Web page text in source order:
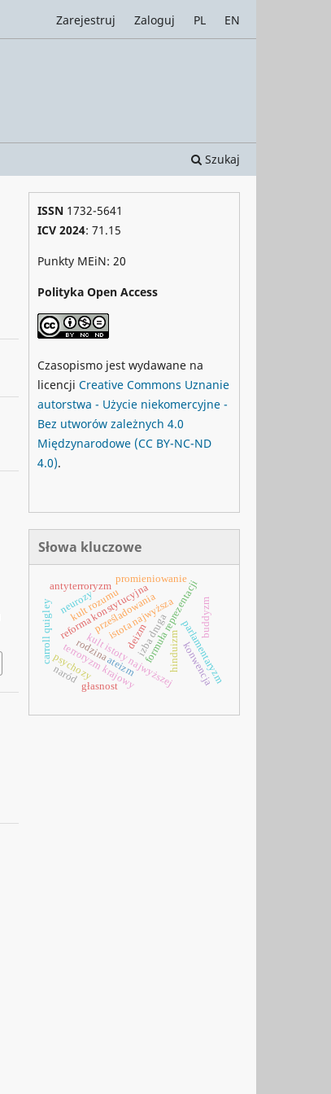
Szukaj
Zarejestruj Zaloguj PL EN
ISSN 1732-5641
ICV 2024: 71.15
Punkty MEiN: 20
Polityka Open Access
Czasopismo jest wydawane na
licencji Creative Commons Uznanie
autorstwa - Użycie niekomercyjne -
Bez utworów zależnych 4.0
Międzynarodowe (CC BY-NC-ND
4.0).
Słowa kluczowe
rodzina
reforma konstytucyjna
istota najwyższa
kult istoty najwyższej
kult rozumu formuła reprezentacji
izba druga parlamentaryzm
prześladowania
hinduizm
buddyzm
terroryzm krajowy
antyterroryzm
konwencja
deizm
głasnost
neurozy
psychozy
carroll quigley
ateizm
naród
promieniowanie